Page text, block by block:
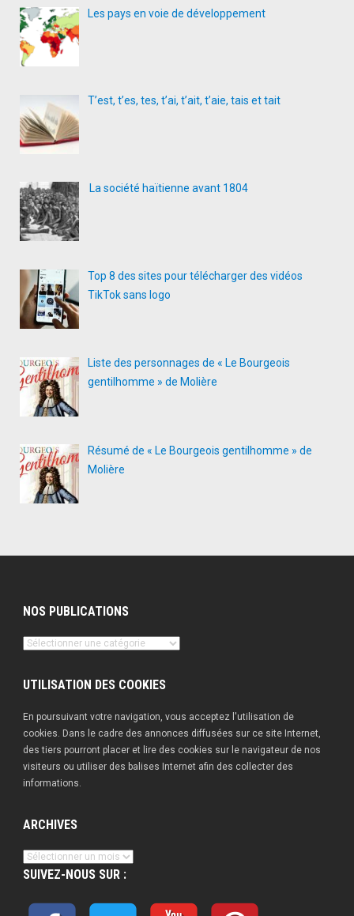
Les pays en voie de développement
T’est, t’es, tes, t’ai, t’ait, t’aie, tais et tait
La société haïtienne avant 1804
Top 8 des sites pour télécharger des vidéos
TikTok sans logo
Liste des personnages de « Le Bourgeois
gentilhomme » de Molière
Résumé de « Le Bourgeois gentilhomme » de
Molière
NOS PUBLICATIONS
Nos
UTILISATION DES COOKIES
En poursuivant votre navigation, vous acceptez l'utilisation de
cookies. Dans le cadre des annonces diffusées sur ce site Internet,
des tiers pourront placer et lire des cookies sur le navigateur de nos
visiteurs ou utiliser des balises Internet afin des collecter des
informations.
ARCHIVES
Archives
SUIVEZ-NOUS SUR :